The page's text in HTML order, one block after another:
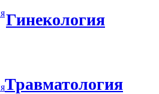
Гинекология
Травматология